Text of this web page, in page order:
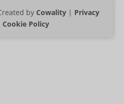
by Cowality| Privacy
Cookie Policy